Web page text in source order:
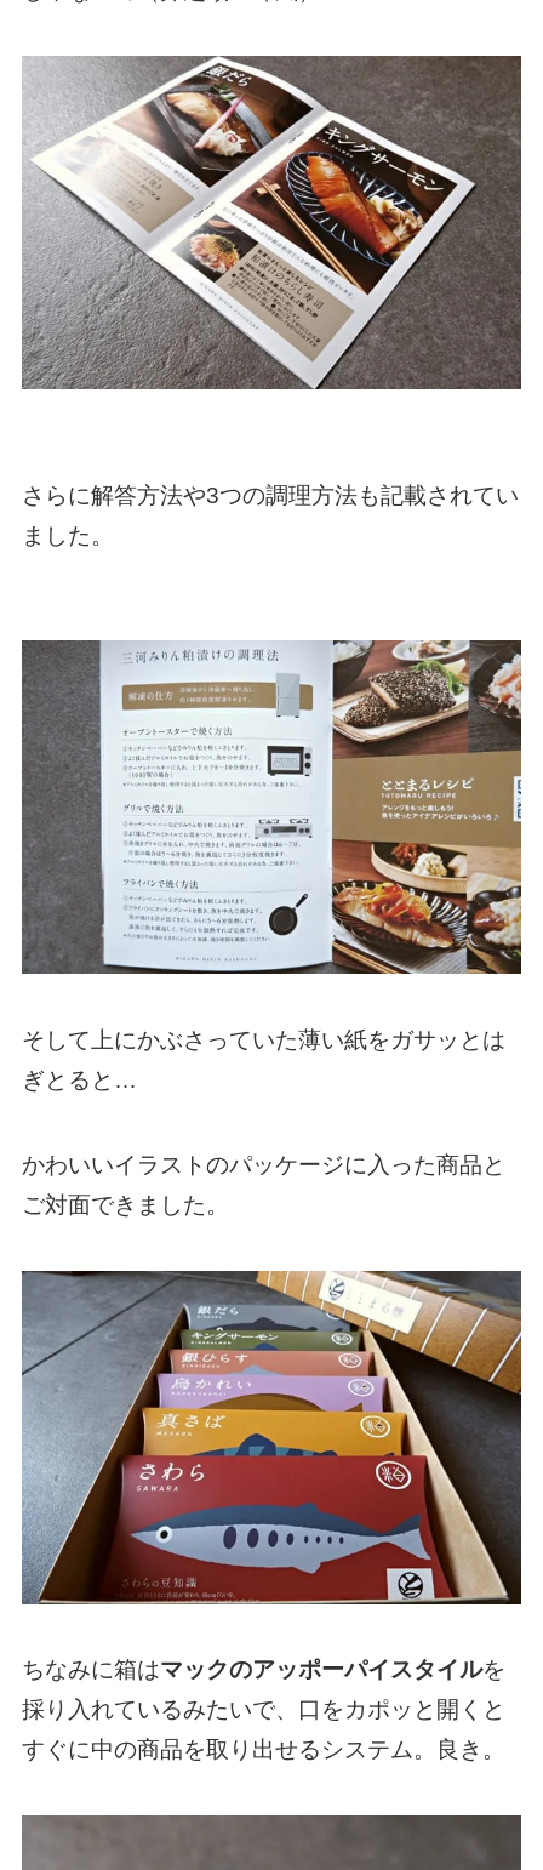
さらに解答方法や3つの調理方法も記載されてい
ました。
そして上にかぶさっていた薄い紙をガサッとは
ぎとると…
かわいいイラストのパッケージに入った商品と
ご対面できました。
ちなみに箱はマックのアッポーパイスタイルを
採り入れているみたいで、口をカポッと開くと
すぐに中の商品を取り出せるシステム。良き。